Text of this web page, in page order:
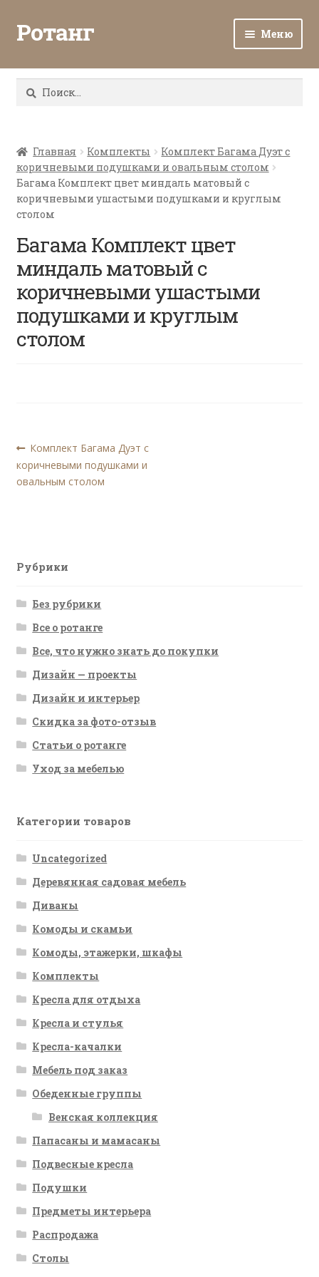
Ротанг Меню
Каталог
Все о ротанге
Ротанг оптом
Контакты
Найти:
Главная Комплекты
Комплект Багама Дуэт с
коричневыми подушками и овальным столом
Багама Комплект цвет миндаль матовый с
коричневыми ушастыми подушками и круглым
столом
Багама Комплект цвет
миндаль матовый с
коричневыми ушастыми
подушками и круглым
столом
Навигация
по
Предыдущая
запись:
Комплект Багама Дуэт с
коричневыми подушками и
овальным столом
Рубрики
Без рубрики
Все о ротанге
Все, что нужно знать до покупки
Дизайн — проекты
Дизайн и интерьер
Скидка за фото-отзыв
Статьи о ротанге
Уход за мебелью
Категории товаров
Uncategorized
Деревянная садовая мебель
Диваны
Комоды и скамьи
Комоды, этажерки, шкафы
Комплекты
Кресла для отдыха
Кресла и стулья
Кресла-качалки
Мебель под заказ
Обеденные группы
Венская коллекция
Папасаны и мамасаны
Подвесные кресла
Подушки
Предметы интерьера
Распродажа
Столы